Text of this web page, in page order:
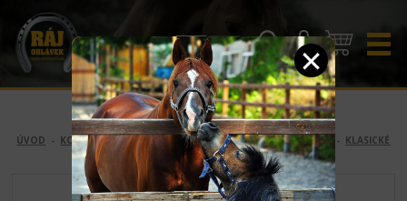
CZK EUR
ÚVOD - KONĚ -OHLÁVKY A VODÍTKA -OHLÁVKY -NYLONOVÉ - KLASICKÉ